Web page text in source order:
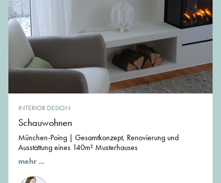
INTERIOR DESIGN
Schauwohnen
München-Poing | Gesamtkonzept, Renovierung und
Ausstattung eines 140m² Musterhauses
mehr ...